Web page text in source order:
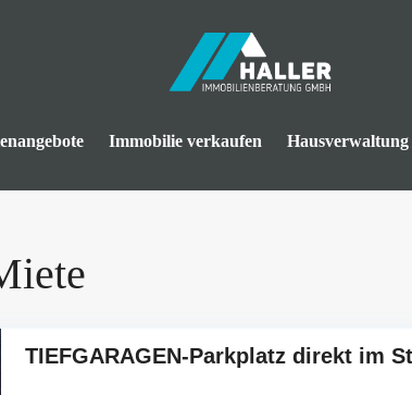
Immobilie verkaufen Hausverwaltung
TIEFGARAGEN-Parkplatz direkt im